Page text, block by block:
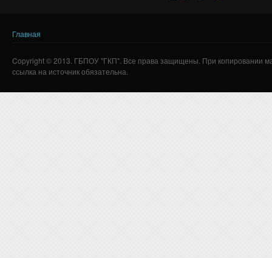
Вы здесь
Главная
Copyright © 2013. ГБПОУ "ГКП". Все права защищены. При копировании
ссылка на источник обязательна.